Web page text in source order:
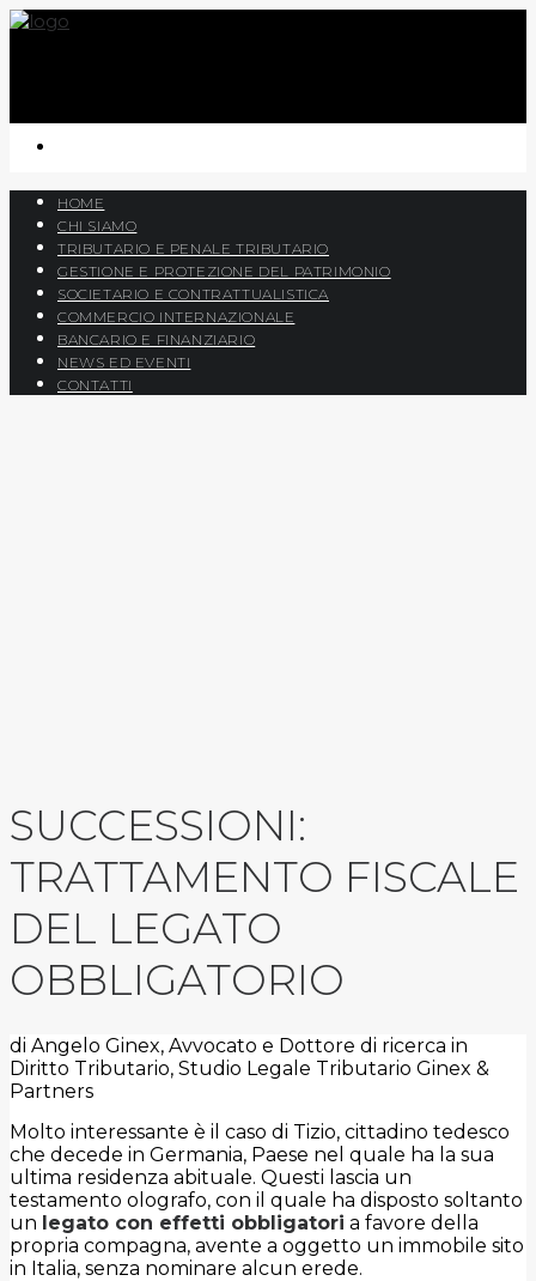
HOME
CHI SIAMO
TRIBUTARIO E PENALE TRIBUTARIO
GESTIONE E PROTEZIONE DEL PATRIMONIO
SOCIETARIO E CONTRATTUALISTICA
COMMERCIO INTERNAZIONALE
BANCARIO E FINANZIARIO
NEWS ED EVENTI
CONTATTI
SUCCESSIONI:
TRATTAMENTO FISCALE
DEL LEGATO
OBBLIGATORIO
di Angelo Ginex, Avvocato e Dottore di ricerca in
Diritto Tributario, Studio Legale Tributario Ginex &
Partners
Molto interessante è il caso di Tizio, cittadino tedesco
che decede in Germania, Paese nel quale ha la sua
ultima residenza abituale. Questi lascia un
testamento olografo, con il quale ha disposto soltanto
un legato con effetti obbligatori a favore della
propria compagna, avente a oggetto un immobile sito
in Italia, senza nominare alcun erede.